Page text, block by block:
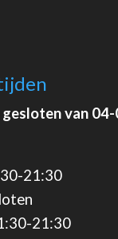
van
21:30
21:30